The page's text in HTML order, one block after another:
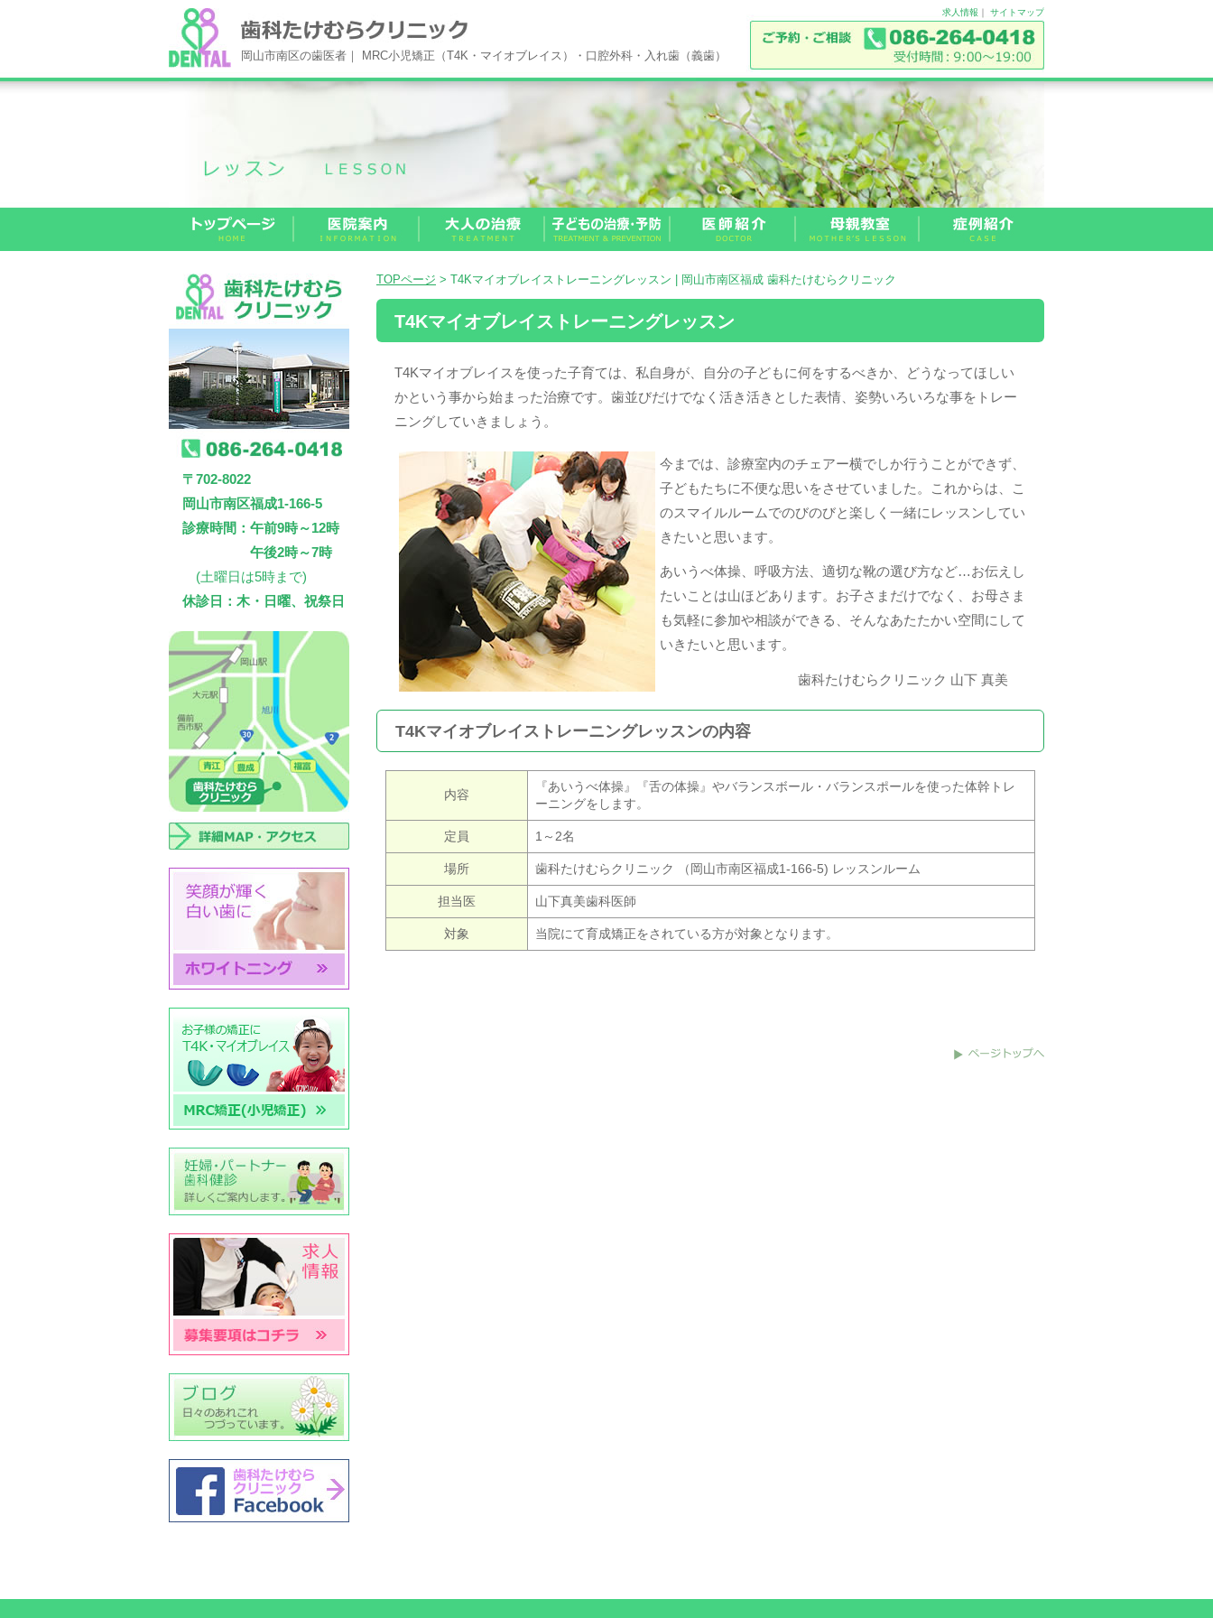
岡山市南区の歯医者｜ MRC小児矯正（T4K・マイオブレイス）・口腔外科・入れ歯（義歯）
求人情報 ｜ サイトマップ
TOPページ > T4Kマイオブレイストレーニングレッスン | 岡山市南区福成 歯科たけむらクリニック
T4Kマイオブレイストレーニングレッスン
T4Kマイオブレイスを使った子育ては、私自身が、自分の子どもに何をするべきか、どうなってほしい
かという事から始まった治療です。歯並びだけでなく活き活きとした表情、姿勢いろいろな事をトレー
ニングしていきましょう。
今までは、診療室内のチェアー横でしか行うことができず、
子どもたちに不便な思いをさせていました。これからは、こ
のスマイルルームでのびのびと楽しく一緒にレッスンしてい
きたいと思います。
あいうべ体操、呼吸方法、適切な靴の選び方など…お伝えし
たいことは山ほどあります。お子さまだけでなく、お母さま
も気軽に参加や相談ができる、そんなあたたかい空間にして
いきたいと思います。
歯科たけむらクリニック 山下 真美
T4Kマイオブレイストレーニングレッスンの内容
内容
『あいうべ体操』『舌の体操』やバランスボール・バランスポールを使った体幹トレ
ーニングをします。
定員 1～2名
場所 歯科たけむらクリニック （岡山市南区福成1-166-5) レッスンルーム
担当医 山下真美歯科医師
対象 当院にて育成矯正をされている方が対象となります。
〒702-8022
岡山市南区福成1-166-5
診療時間：午前9時～12時
午後2時～7時
(土曜日は5時まで)
休診日：木・日曜、祝祭日